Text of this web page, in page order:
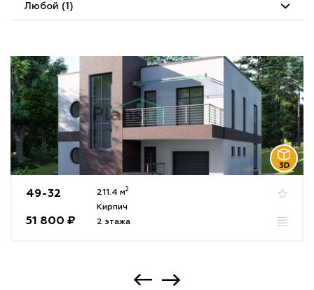
Любой (1)
49-32
51 800 ₽
211.4 м2
Кирпич
2 этажа